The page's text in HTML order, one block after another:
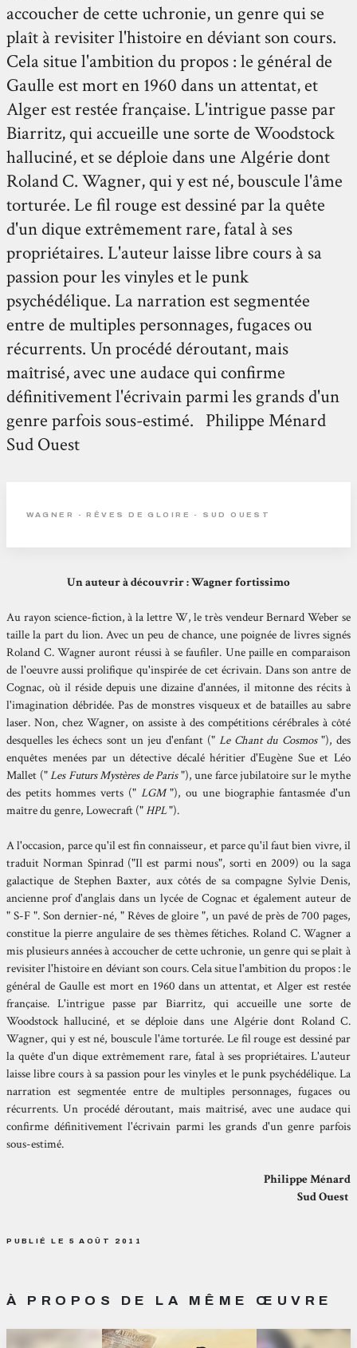
accoucher de cette uchronie, un genre qui se
plaît à revisiter l'histoire en déviant son cours.
Cela situe l'ambition du propos : le général de
Gaulle est mort en 1960 dans un attentat, et
Alger est restée française. L'intrigue passe par
Biarritz, qui accueille une sorte de Woodstock
halluciné, et se déploie dans une Algérie dont
Roland C. Wagner, qui y est né, bouscule l'âme
torturée. Le fil rouge est dessiné par la quête
d'un dique extrêmement rare, fatal à ses
propriétaires. L'auteur laisse libre cours à sa
passion pour les vinyles et le punk
psychédélique. La narration est segmentée
entre de multiples personnages, fugaces ou
récurrents. Un procédé déroutant, mais
maîtrisé, avec une audace qui confirme
définitivement l'écrivain parmi les grands d'un
genre parfois sous-estimé. Philippe Ménard
Sud Ouest
WAGNER - RÊVES DE GLOIRE - SUD OUEST
Un auteur à découvrir : Wagner fortissimo
Au rayon science-fiction, à la lettre W, le très vendeur Bernard Weber se
taille la part du lion. Avec un peu de chance, une poignée de livres signés
Roland C. Wagner auront réussi à se faufiler. Une paille en comparaison
de l'oeuvre aussi prolifique qu'inspirée de cet écrivain. Dans son antre de
Cognac, où il réside depuis une dizaine d'années, il mitonne des récits à
l'imagination débridée. Pas de monstres visqueux et de batailles au sabre
laser. Non, chez Wagner, on assiste à des compétitions cérébrales à côté
desquelles les échecs sont un jeu d'enfant ("Le Chant du Cosmos"), des
enquêtes menées par un détective décalé héritier d'Eugène Sue et Léo
Mallet ("Les Futurs Mystères de Paris"), une farce jubilatoire sur le mythe
des petits hommes verts (" LGM"), ou une biographie fantasmée d'un
maître du genre, Lowecraft ("HPL").
A l'occasion, parce qu'il est fin connaisseur, et parce qu'il faut bien vivre, il
traduit Norman Spinrad ("Il est parmi nous", sorti en 2009) ou la saga
galactique de Stephen Baxter, aux côtés de sa compagne Sylvie Denis,
ancienne prof d'anglais dans un lycée de Cognac et également auteur de
" S-F ". Son dernier-né, " Rêves de gloire ", un pavé de près de 700 pages,
constitue la pierre angulaire de ses thèmes fétiches. Roland C. Wagner a
mis plusieurs années à accoucher de cette uchronie, un genre qui se plaît à
revisiter l'histoire en déviant son cours. Cela situe l'ambition du propos : le
général de Gaulle est mort en 1960 dans un attentat, et Alger est restée
française. L'intrigue passe par Biarritz, qui accueille une sorte de
Woodstock halluciné, et se déploie dans une Algérie dont Roland C.
Wagner, qui y est né, bouscule l'âme torturée. Le fil rouge est dessiné par
la quête d'un dique extrêmement rare, fatal à ses propriétaires. L'auteur
laisse libre cours à sa passion pour les vinyles et le punk psychédélique. La
narration est segmentée entre de multiples personnages, fugaces ou
récurrents. Un procédé déroutant, mais maîtrisé, avec une audace qui
confirme définitivement l'écrivain parmi les grands d'un genre parfois
sous-estimé.
Philippe Ménard
Sud Ouest
PUBLIÉ LE 5 AOÛT 2011
À PROPOS DE LA MÊME ŒUVRE